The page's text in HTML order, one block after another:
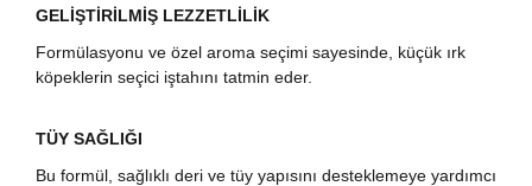
GELİŞTİRİLMİŞ LEZZETLİLİK
Formülasyonu ve özel aroma seçimi sayesinde, küçük ırk
köpeklerin seçici iştahını tatmin eder.
TÜY SAĞLIĞI
Bu formül, sağlıklı deri ve tüy yapısını desteklemeye yardımcı